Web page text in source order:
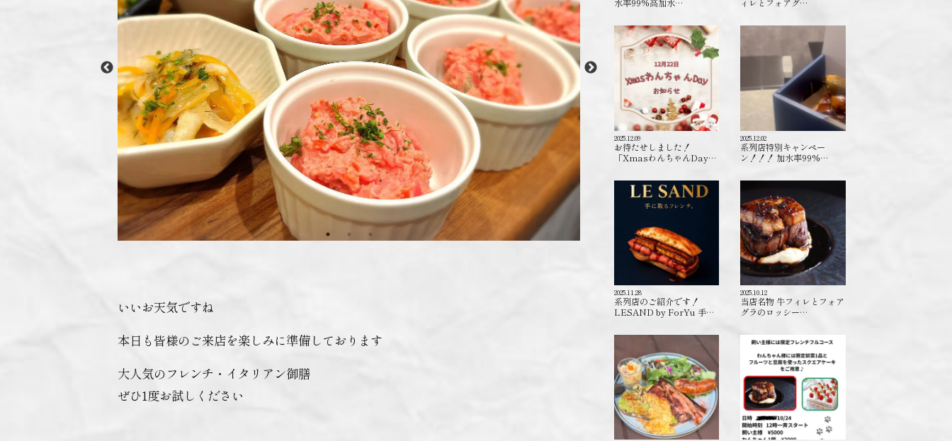
いいお天気ですね️
本日も皆様のご来店を楽しみに準備しております️
大人気のフレンチ・イタリアン御膳
ぜひ1度お試しください
水率99%高加水…
ィレとフォアグ…
2025.12.09
お待たせしました！
「XmasわんちゃんDay…
2025.12.02
系列店特別キャンペー
ン！！！ 加水率99%…
2025.11.28
系列店のご紹介です！
LESAND by ForYu 手…
2025.10.12
当店名物 牛フィレとフォア
グラのロッシー…